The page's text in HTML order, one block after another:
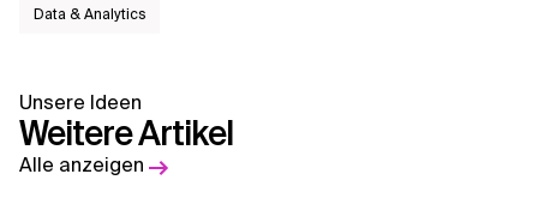
Data & Analytics
Unsere Ideen
Weitere Artikel
Alle anzeigen